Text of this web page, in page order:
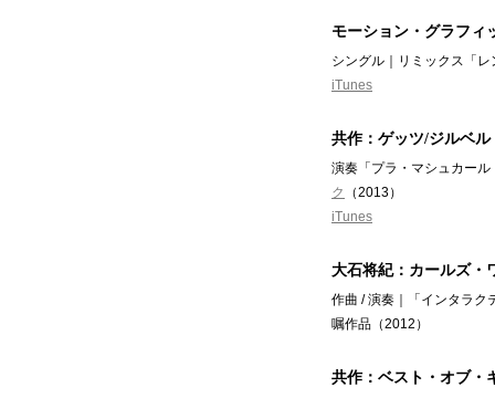
モーション・グラフィ
シングル｜リミックス「
iTunes
共作：ゲッツ/ジルベル
演奏「プラ・マシュカー
ク
（2013）
iTunes
大石将紀：カールズ・
作曲 / 演奏｜「インタラク
嘱作品（2012）
共作：ベスト・オブ・